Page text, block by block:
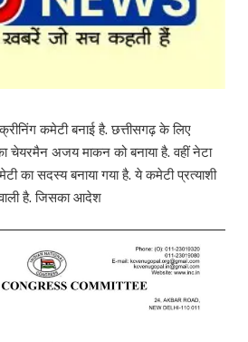
कमेटी बनाई है. छत्तीसगढ़ के लिए
चेयरमैन अजय माकन को बनाया है. वहीं नेटा
का सदस्य बनाया गया है. ये कमेटी प्रत्याशी
है. जिसका आदेश